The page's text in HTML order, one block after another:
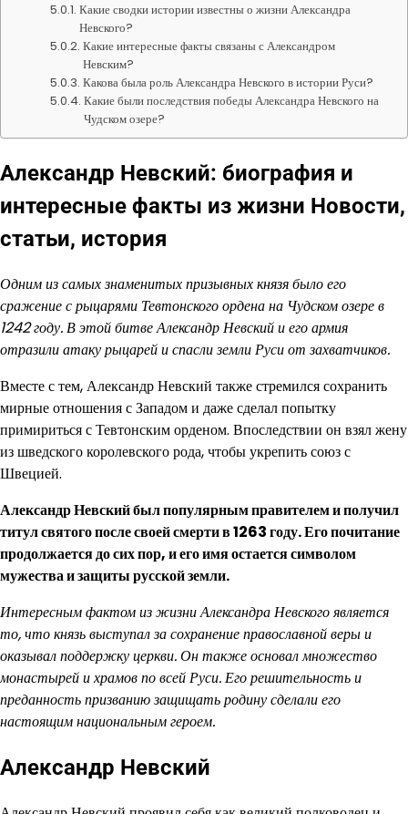
Какие сводки истории известны о жизни Александра
Невского?
Какие интересные факты связаны с Александром
Невским?
Какова была роль Александра Невского в истории Руси?
Какие были последствия победы Александра Невского на
Чудском озере?
Александр Невский: биография и
интересные факты из жизни Новости,
статьи, история
Одним из самых знаменитых призывных князя было его
сражение с рыцарями Тевтонского ордена на Чудском озере в
1242 году. В этой битве Александр Невский и его армия
отразили атаку рыцарей и спасли земли Руси от захватчиков.
Вместе с тем, Александр Невский также стремился сохранить
мирные отношения с Западом и даже сделал попытку
примириться с Тевтонским орденом. Впоследствии он взял жену
из шведского королевского рода, чтобы укрепить союз с
Швецией.
Александр Невский был популярным правителем и получил
титул святого после своей смерти в 1263 году. Его почитание
продолжается до сих пор, и его имя остается символом
мужества и защиты русской земли.
Интересным фактом из жизни Александра Невского является
то, что князь выступал за сохранение православной веры и
оказывал поддержку церкви. Он также основал множество
монастырей и храмов по всей Руси. Его решительность и
преданность призванию защищать родину сделали его
настоящим национальным героем.
Александр Невский